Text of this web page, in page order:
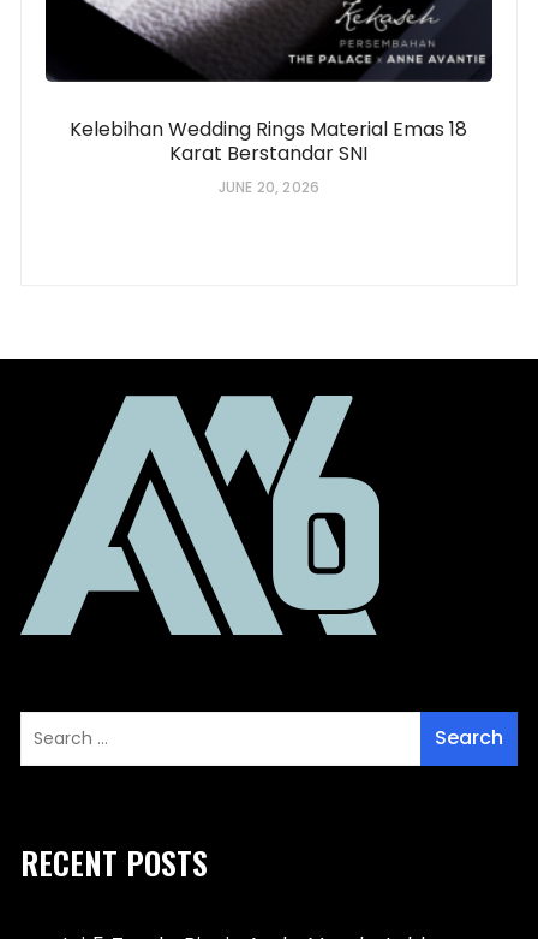
Kelebihan Wedding Rings Material Emas 18
Karat Berstandar SNI
JUNE 20, 2026
RECENT POSTS